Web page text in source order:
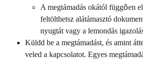
A megtámadás okától függően
feltölthetsz alátámasztó
nyugtát vagy a lemondás
Küldd be a megtámadást, és amint
veled a kapcsolatot. Egyes